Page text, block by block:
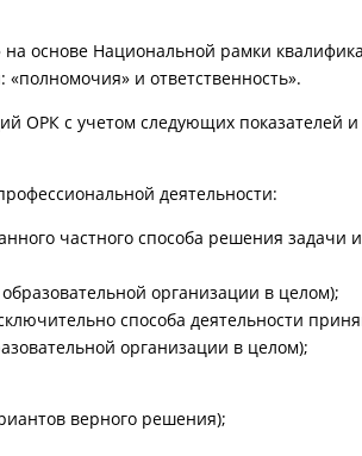
основе Национальной рамки
и ответственность».
ОРК с учетом следующих показателей
деятельности:
частного способа решения задачи
организации в целом);
способа деятельности
организации в целом);
верного решения);